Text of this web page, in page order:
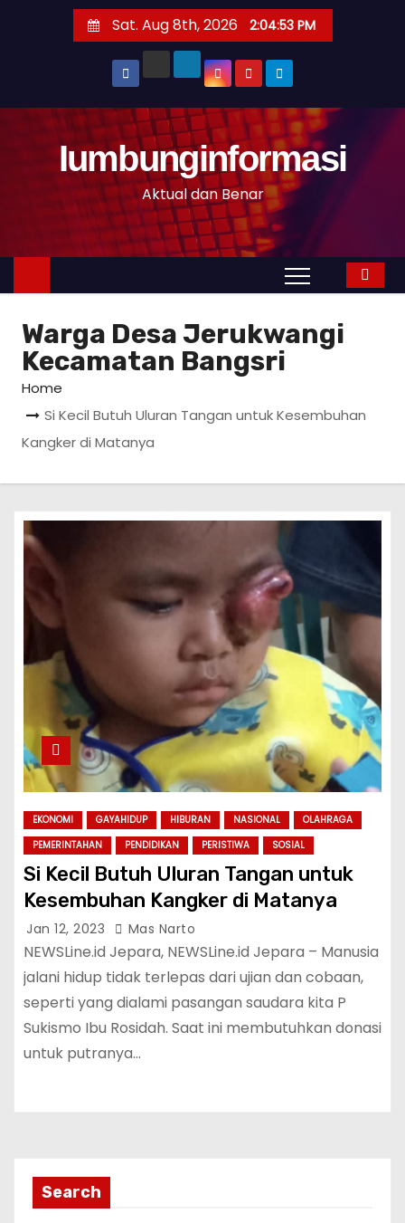
t
n
Sat. Aug 8th, 2026 2:04:54 PM
Iumbunginformasi
Aktual dan Benar
Warga Desa Jerukwangi
Kecamatan Bangsri
Home
Si Kecil Butuh Uluran Tangan untuk Kesembuhan
Kangker di Matanya
EKONOMI GAYAHIDUP HIBURAN NASIONAL
OLAHRAGA
PEMERINTAHAN
PENDIDIKAN PERISTIWA SOSIAL
Si Kecil Butuh Uluran Tangan untuk
Kesembuhan Kangker di Matanya
Jan 12, 2023 Mas Narto
NEWSLine.id Jepara, NEWSLine.id Jepara – Manusia
jalani hidup tidak terlepas dari ujian dan cobaan,
seperti yang dialami pasangan saudara kita P
Sukismo Ibu Rosidah. Saat ini membutuhkan donasi
untuk putranya…
Search